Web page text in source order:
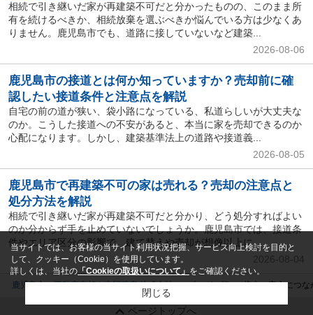
相続で引き継いだ家が再建築不可だと分かったものの、このまま所
有を続けるべきか、相続放棄を選ぶべきか悩んでいる方は少なくあ
りません。鹿児島市でも、道路に接していないなど建築...
2026-08-06
鹿児島市の接道とは何か知っていますか？売却前に確
認したい接道条件と注意点を解説
自宅の前の道が狭い、袋小路になっている、私道らしいが大丈夫な
のか。こうした接道への不安があると、本当に家を売却できるのか
心配になります。しかし、建築基準法上の道路や接道義...
2026-08-05
鹿児島市で再建築不可の家は売れる？売却の注意点と
処分方法を解説
相続で引き継いだ家が再建築不可だと分かり、どう処分すればよい
のか分からず手を止めていないでしょうか。鹿児島市では、接道条
件やエリア区分の影響で、建て替えや売却が想像以上に...
2026-08-04
鹿児島市の不動産売却｜南国殖産 株式会社 ブログ一覧 将来の安心につ
ページトップへ
当サイトでは、お客様の当サイト利用状況把握、サービス向上検討を目的と
して、クッキー（Cookie）を使用しています。
詳しくは、当社の 「Cookieの取扱いについて」 をご確認ください。
閉じる